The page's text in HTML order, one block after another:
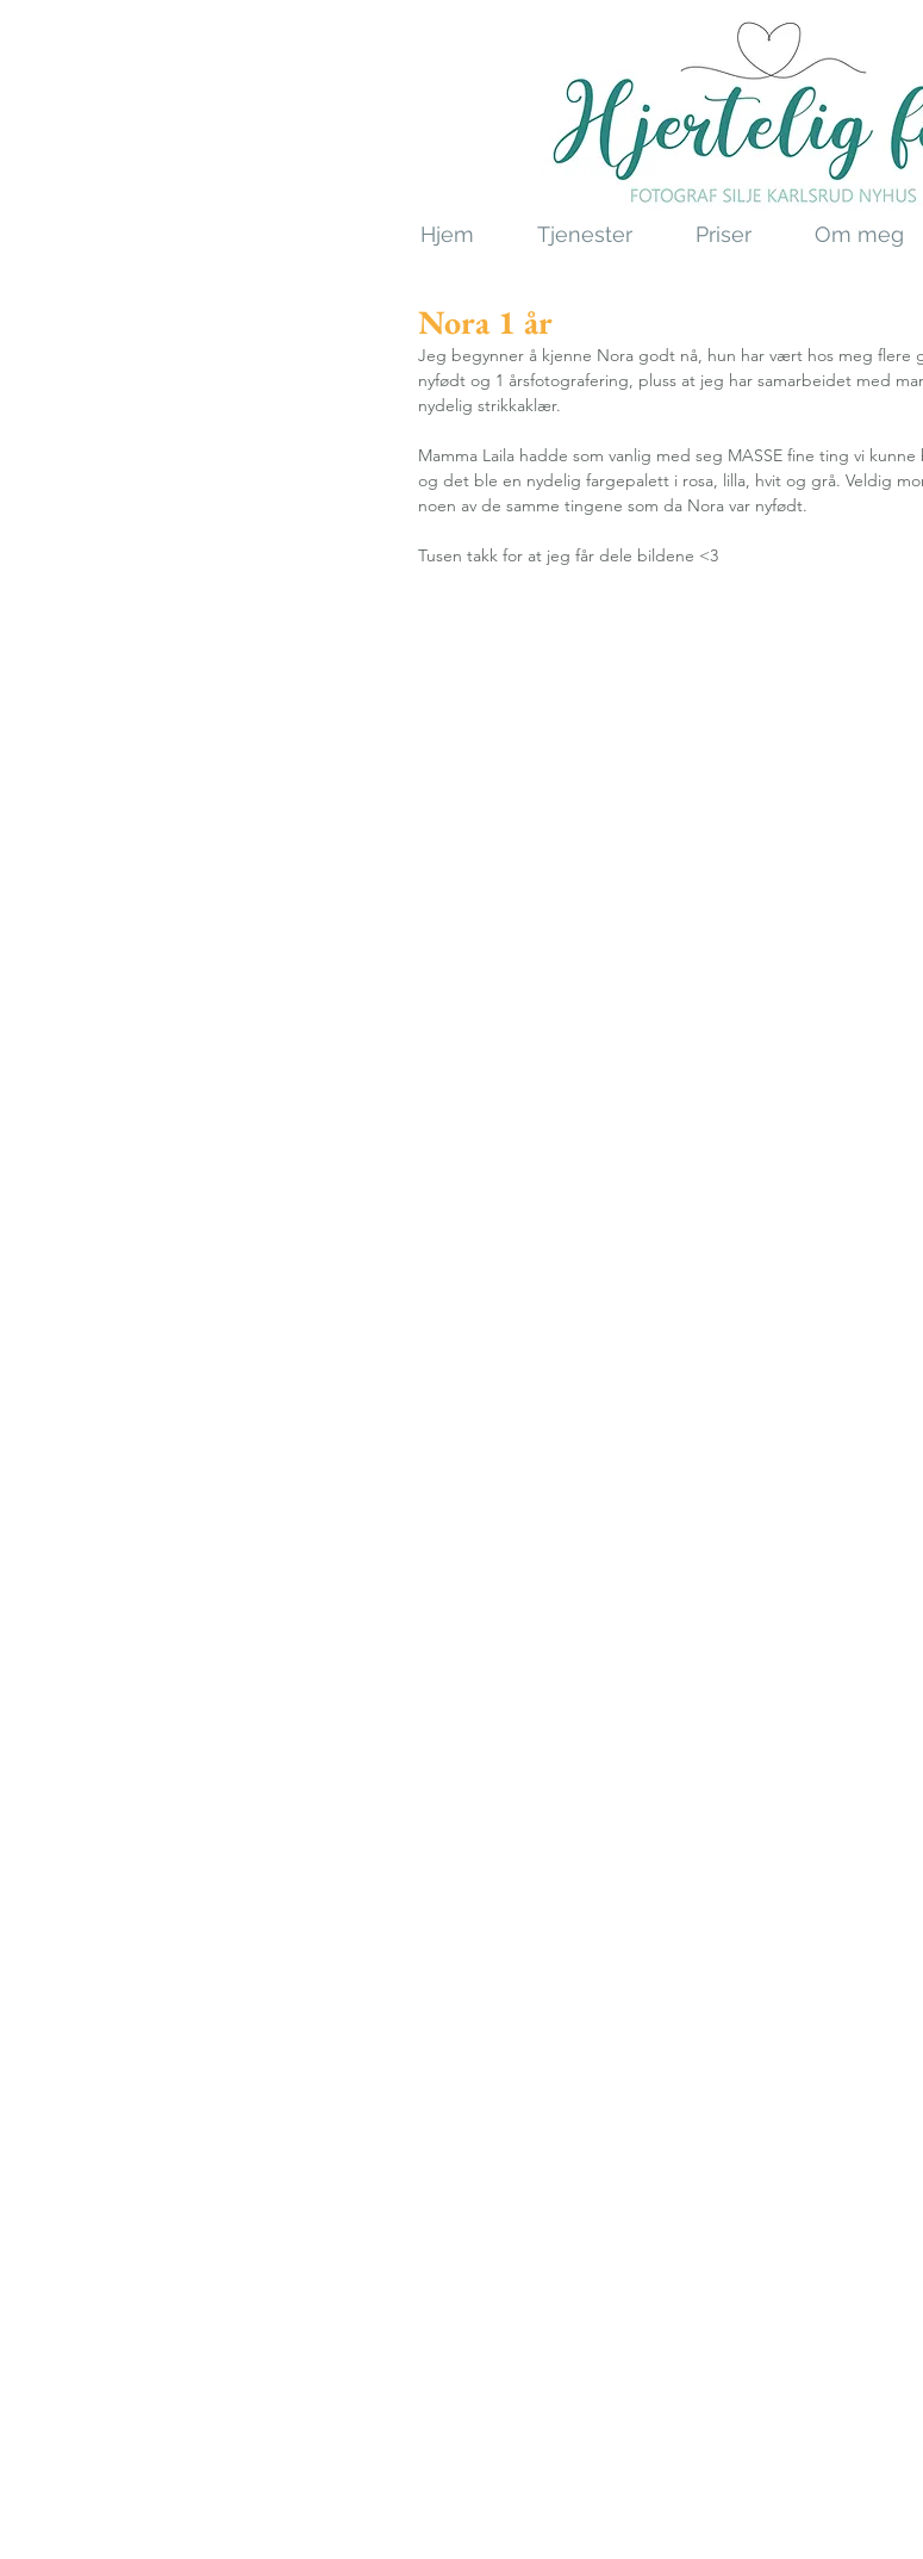
Hjem Tjenester Priser Om meg
Nora 1 år
Jeg begynner å kjenne Nora godt nå, hun har vært hos meg flere
nyfødt og 1 årsfotografering, pluss at jeg har samarbeidet med
nydelig strikkaklær.
Mamma Laila hadde som vanlig med seg MASSE fine ting vi
og det ble en nydelig fargepalett i rosa, lilla, hvit og grå. Veldig
noen av de samme tingene som da Nora var nyfødt.
Tusen takk for at jeg får dele bildene <3